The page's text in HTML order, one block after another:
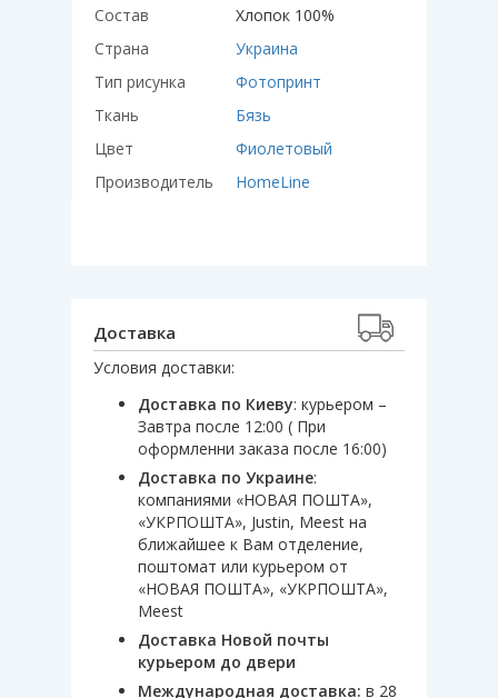
Состав
Хлопок 100%
Страна
Украина
Тип рисунка
Фотопринт
Ткань
Бязь
Цвет
Фиолетовый
Производитель
HomeLine
Доставка
Условия доставки:
Доставка по Киеву: курьером –
Завтра после 12:00 ( При
оформленни заказа после 16:00)
Доставка по Украине:
компаниями «НОВАЯ ПОШТА»,
«УКРПОШТА», Justin, Meest на
ближайшее к Вам отделение,
поштомат или курьером от
«НОВАЯ ПОШТА», «УКРПОШТА»,
Meest
Доставка Новой почты
курьером до двери
Международная доставка: в 28